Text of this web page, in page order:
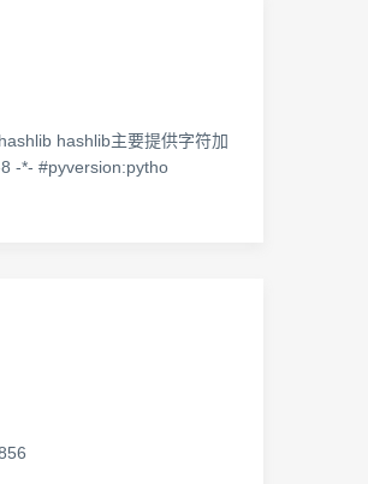
hashlib主要提供字符加
-*- #pyversion:pytho